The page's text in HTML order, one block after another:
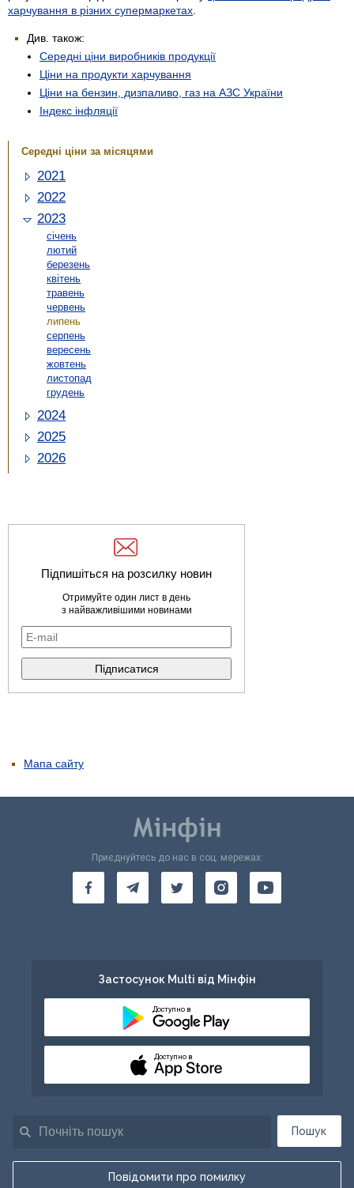
харчування в різних супермаркетах
Див. також:
Середні ціни виробників продукції
Ціни на продукти харчування
Ціни на бензин, дизпаливо, газ на АЗС України
Індекс інфляції
Середні ціни за місяцями
2021
2022
2023
січень
лютий
березень
квітень
травень
червень
липень
серпень
вересень
жовтень
листопад
грудень
2024
2025
2026
Підпишіться на розсилку новин
Отримуйте один лист в день
з найважливішими новинами
Мапа сайту
Пошук
Повідомити про помилку
Приєднуйтесь до нас в соц. мережах:
Застосунок Multi від Мінфін
Доступно в
Доступно в